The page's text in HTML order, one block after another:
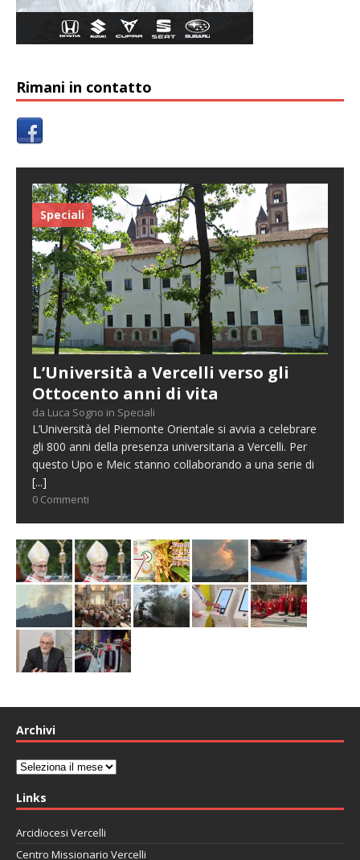
Rimani in contatto
Speciali
L’Università a Vercelli verso gli
Ottocento anni di vita
da Luca Sogno in Speciali
L’Università del Piemonte Orientale si avvia a celebrare
gli 800 anni della presenza universitaria a Vercelli. Per
questo Upo e Meic stanno collaborando a una serie di
[...]
0 Commenti
Archivi
Archivi
Links
Arcidiocesi Vercelli
Centro Missionario Vercelli